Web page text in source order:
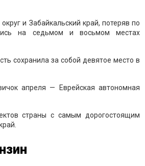
и Забайкальский край, потеряв по
на седьмом и восьмом местах
сохранила за собой девятое место в
апреля — Еврейская автономная
страны с самым дорогостоящим